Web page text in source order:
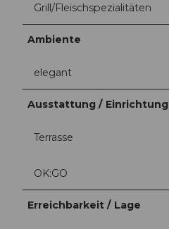
Grill/Fleischspezialitäten
Ambiente
elegant
Ausstattung / Einrichtung
Terrasse
OK:GO
Erreichbarkeit / Lage